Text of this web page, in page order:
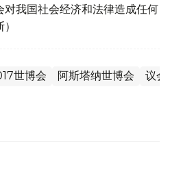
我国社会经济和法律造成任何
世博会 阿斯塔纳世博会 议会